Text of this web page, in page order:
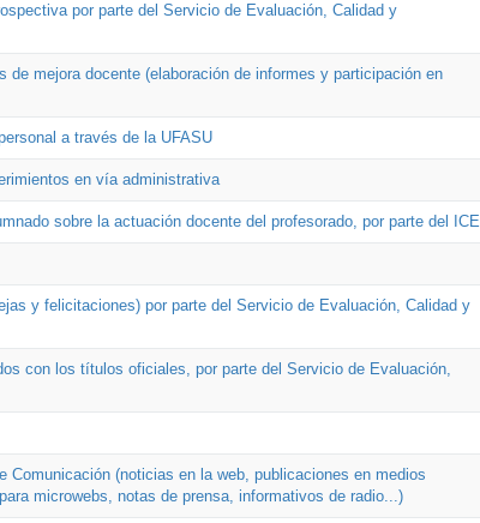
por parte del Servicio de Evaluación, Calidad y
mejora docente (elaboración de informes y participación en
a través de la UFASU
en vía administrativa
sobre la actuación docente del profesorado, por parte del ICE
y felicitaciones) por parte del Servicio de Evaluación, Calidad y
con los títulos oficiales, por parte del Servicio de Evaluación,
Comunicación (noticias en la web, publicaciones en medios
microwebs, notas de prensa, informativos de radio...)